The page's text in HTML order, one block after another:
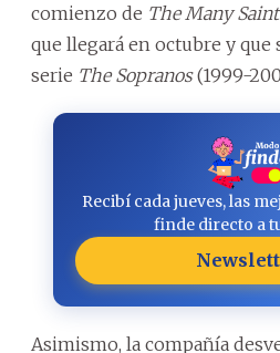
comienzo de The Many
que llegará en octubre y que
serie The Sopranos(1999-
Recibí cada jueves, las
finde directo a
Asimismo, la compañía